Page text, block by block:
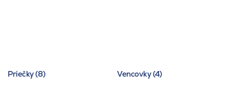
Priečky (8) Vencovky (4)